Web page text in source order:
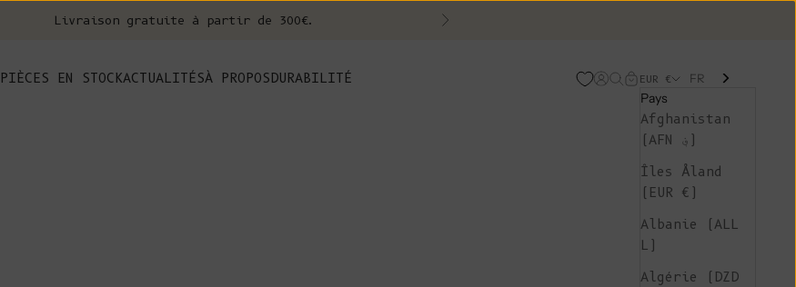
Livraison gratuite à partir de 300€. Suivant
PIÈCES EN STOCKACTUALITÉSÀ PROPOSDURABILITÉ Page d'ouverture de
Recherche ouverte
Chariot ouvert
EUR €
Pays
Afghanistan
(AFN ؋)
Îles Åland
(EUR €)
Albanie (ALL
L)
Algérie (DZD
FR